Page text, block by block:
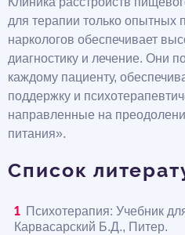
для терапии только опытных
наркологов обеспечивает
диагностику и лечение. Они
каждому пациенту,
поддержку и
направленные на
питания».
Список
Психотерапия: Учебник
Карвасарский Б.Д., Питер.